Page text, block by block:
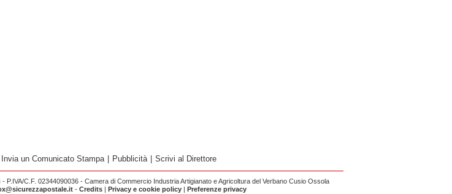
Invia un Comunicato Stampa Pubblicità Scrivi al Direttore
C.F. 02344090036 - Camera di Commercio Industria Artigianato e Agricoltura del Verbano Cusio Ossola
- Credits| Privacy e cookie policy| Preferenze privacy